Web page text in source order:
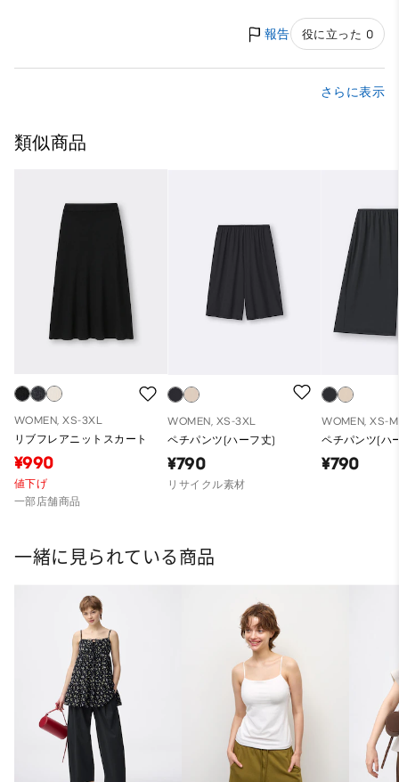
報告 役に立った 0
さらに表示
類似商品
WOMEN, XS-3XL
リブフレアニットスカート
¥990
値下げ
一部店舗商品
WOMEN, XS-3XL
ペチパンツ(ハーフ丈)
¥790
リサイクル素材
WOMEN, XS-M
ペチパンツ(ハ
¥790
一緒に見られている商品